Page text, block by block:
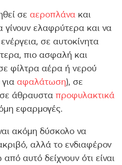
σε αεροπλάνα και
γίνουν ελαφρύτερα και να
σε αυτοκίνητα
πιο ασφαλή και
φίλτρα αέρα ή νερού
αφαλάτωση), σε
άθραυστα προφυλακτικά
εφαρμογές.
ακόμη δύσκολο να
αλλά το ενδιαφέρον
αυτό δείχνουν ότι είναι